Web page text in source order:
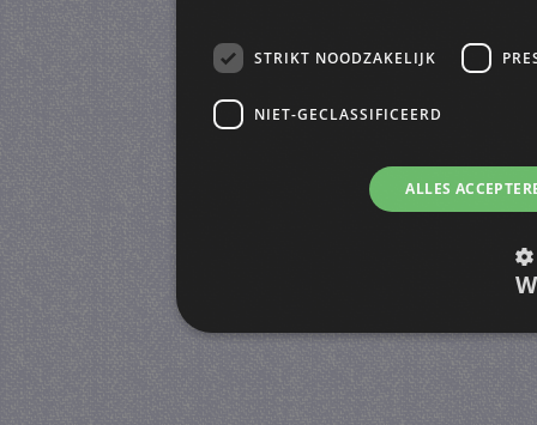
STRIKT NOODZAKELIJK
NIET-GECLASSIFICEERD
ALLES